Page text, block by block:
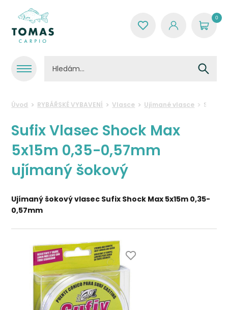
0
Úvod RYBÁŘSKÉ VYBAVENÍ Vlasce Ujímané vlasce Sufix
Sufix Vlasec Shock Max
5x15m 0,35-0,57mm
ujímaný šokový
Ujímaný šokový vlasec Sufix Shock Max 5x15m 0,35-
0,57mm